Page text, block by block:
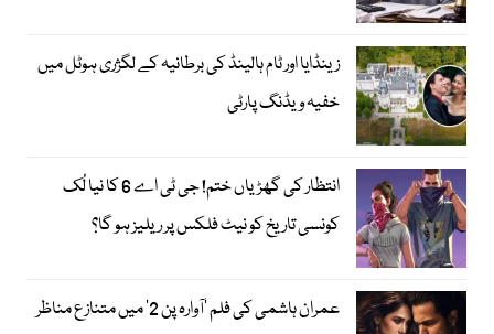
زینڈایا اور ٹام ہالینڈ کی برطانیہ کے لگژری ہوٹل میں
خفیہ ویڈنگ پارٹی
انتظار کی گھڑیاں ختم! جی ٹی اے 6 کا نیا لُک
کونسی تاریخ کو نیٹ فلکس پر ریلیز ہو گا؟
عمران ہاشمی کی فلم ’آوارہ پن 2‘ میں متنازع مناظر